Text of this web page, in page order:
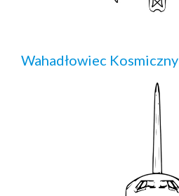
Wahadłowiec Kosmiczny